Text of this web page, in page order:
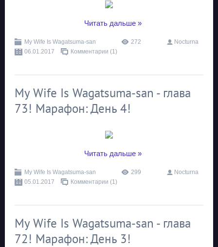
Читать дальше »
My Wife Is Wagatsuma-san 272
Nocturna
06.01.2017
Комментарии (1)
My Wife Is Wagatsuma-san - глава
73! Марафон: День 4!
Читать дальше »
My Wife Is Wagatsuma-san 299
Nocturna
05.01.2017
Комментарии (1)
My Wife Is Wagatsuma-san - глава
72! Марафон: День 3!